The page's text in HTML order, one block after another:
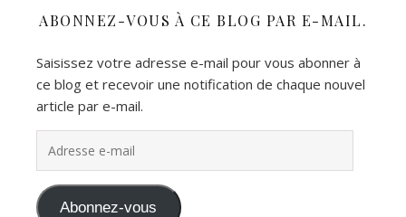
ABONNEZ-VOUS À CE BLOG PAR E-MAIL.
Saisissez votre adresse e-mail pour vous abonner à
ce blog et recevoir une notification de chaque nouvel
article par e-mail.
Abonnez-vous